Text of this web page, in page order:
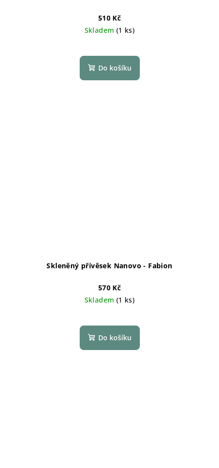
510 Kč
Skladem (1 ks)
Do košíku
Skleněný přívěsek Nanovo - Fabion
570 Kč
Skladem (1 ks)
Do košíku